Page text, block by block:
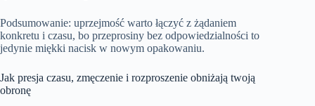
Podsumowanie: uprzejmość warto łączyć z żądaniem
konkretu i czasu, bo przeprosiny bez odpowiedzialności to
jedynie miękki nacisk w nowym opakowaniu.
Jak presja czasu, zmęczenie i rozproszenie obniżają twoją
obronę